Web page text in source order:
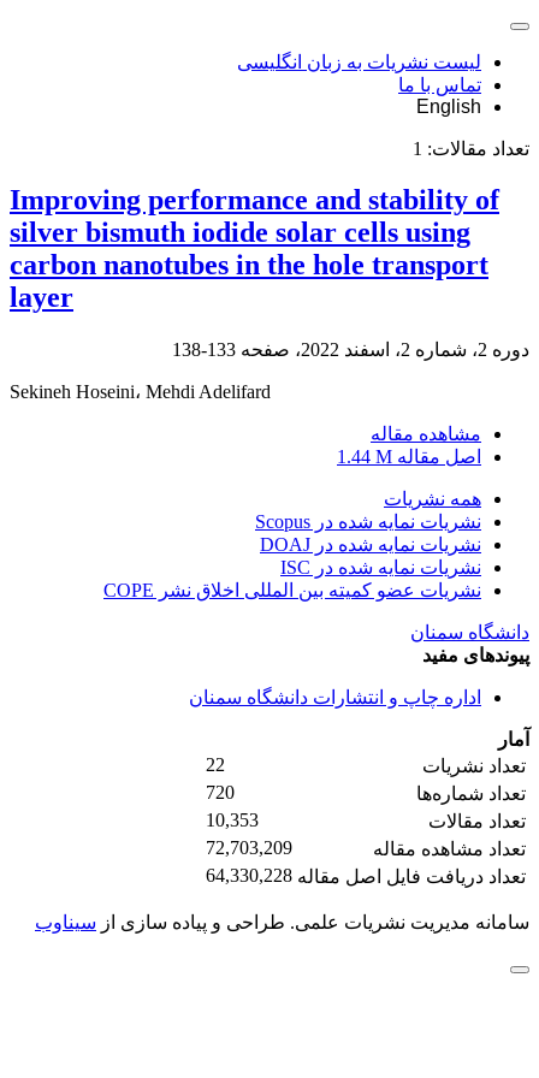
لیست نشریات به زبان انگلیسی
تماس با ما
English
تعداد مقالات: 1
Improving performance and stability of
silver bismuth iodide solar cells using
carbon nanotubes in the hole transport
layer
دوره 2، شماره 2، اسفند 2022، صفحه 133-138
Sekineh Hoseini، Mehdi Adelifard
مشاهده مقاله
اصل مقاله 1.44 M
همه نشریات
نشریات نمایه شده در Scopus
نشریات نمایه شده در DOAJ
نشریات نمایه شده در ISC
نشریات عضو کمیته بین المللی اخلاق نشر COPE
دانشگاه سمنان
پیوندهای مفید
اداره چاپ و انتشارات دانشگاه سمنان
آمار
تعداد نشریات
22
تعداد شماره‌ها
720
تعداد مقالات
10,353
تعداد مشاهده مقاله
72,703,209
تعداد دریافت فایل اصل مقاله 64,330,228
سامانه مدیریت نشریات علمی. طراحی و پیاده سازی از سیناوب